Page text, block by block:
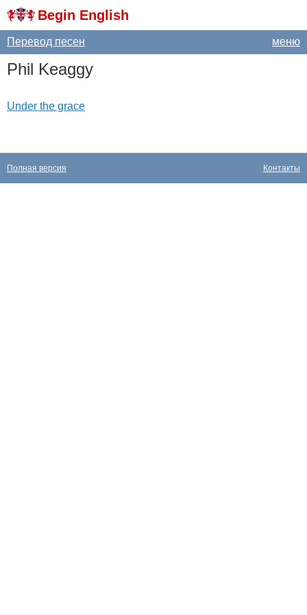
Begin English
меню
Перевод песен
Phil Keaggy
Under the grace
Контакты
Полная версия